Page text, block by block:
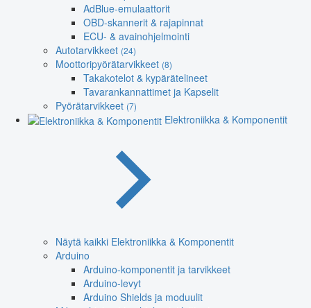
AdBlue-emulaattorit
OBD-skannerit & rajapinnat
ECU- & avainohjelmointi
Autotarvikkeet (24)
Moottoripyörätarvikkeet (8)
Takakotelot & kypärätelineet
Tavarankannattimet ja Kapselit
Pyörätarvikkeet (7)
Elektroniikka & Komponentit
Näytä kaikki Elektroniikka & Komponentit
Arduino
Arduino-komponentit ja tarvikkeet
Arduino-levyt
Arduino Shields ja moduulit